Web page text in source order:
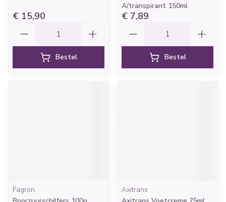
€ 15,90
Bestel
A/transpirant 150ml
€ 7,89
Bestel
Fagron
Axitrans